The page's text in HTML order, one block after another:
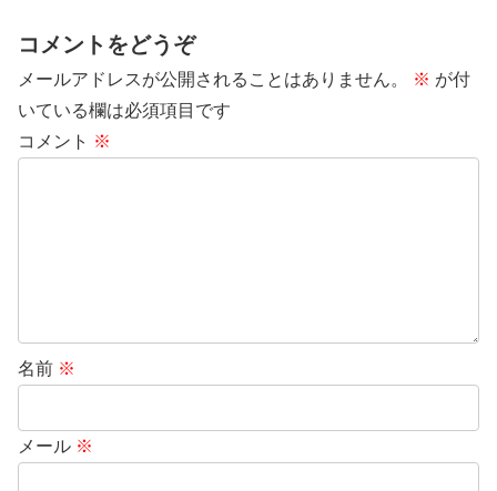
コメントをどうぞ
メールアドレスが公開されることはありません。 ※ が付
いている欄は必須項目です
コメント ※
名前 ※
メール ※